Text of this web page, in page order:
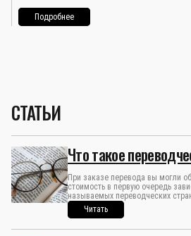
Подробнее
СТАТЬИ
Что такое
При заказе перевода вы могли
стоимость в первую очередь
называемых переводческих
Читать